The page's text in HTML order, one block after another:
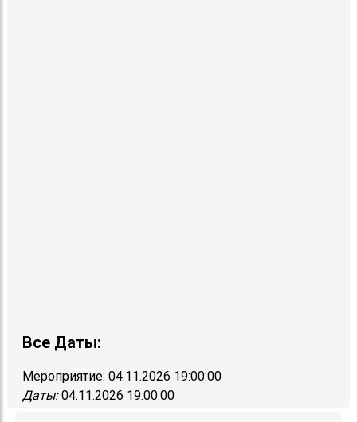
Все Даты:
Мероприятие:04.11.2026 19:00:00
Даты:04.11.2026 19:00:00